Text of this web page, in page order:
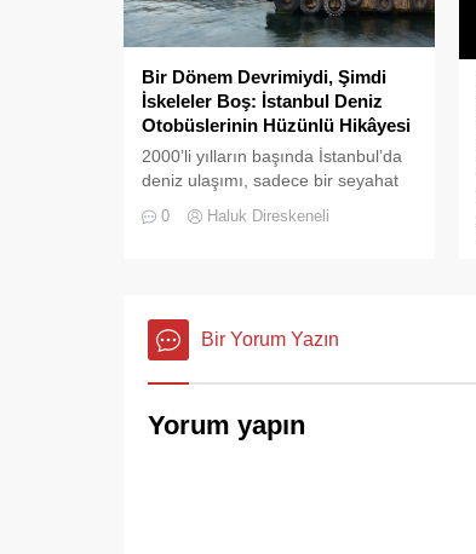
Bir Dönem Devrimiydi, Şimdi
İskeleler Boş: İstanbul Deniz
Otobüslerinin Hüzünlü Hikâyesi
2000’li yılların başında İstanbul’da
deniz ulaşımı, sadece bir seyahat
arasında kurulan tıkır tıkır işleyen,
0 Haluk Direskeneli
Bir Yorum Yazın
Yorum yapın